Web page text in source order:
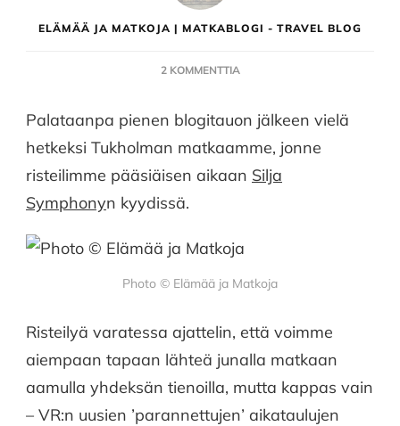
ELÄMÄÄ JA MATKOJA | MATKABLOGI - TRAVEL BLOG
2 KOMMENTTIAARTIKKELIIN
SYMPHONY
–
MAKUJA
Palataanpa pienen blogitauon jälkeen vielä
hetkeksi Tukholman matkaamme, jonne
risteilimme pääsiäisen aikaan Silja
Symphonyn kyydissä.
Photo © Elämää ja Matkoja
Risteilyä varatessa ajattelin, että voimme
aiempaan tapaan lähteä junalla matkaan
aamulla yhdeksän tienoilla, mutta kappas vain
– VR:n uusien ’parannettujen’ aikataulujen